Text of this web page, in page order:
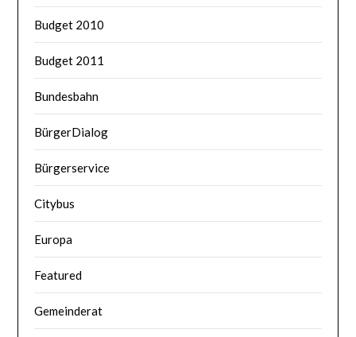
Budget 2010
Budget 2011
Bundesbahn
BürgerDialog
Bürgerservice
Citybus
Europa
Featured
Gemeinderat